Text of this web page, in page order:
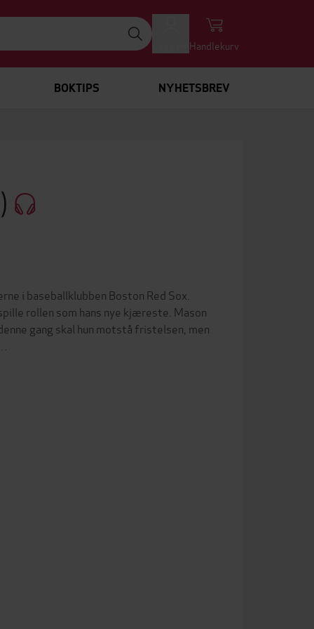
Handlekurv
BOKTIPS NYHETSBREV
i baseballklubben Boston Red Sox.
rollen som hans nye kjæreste. Mason
gang skal hun motstå fristelsen, men